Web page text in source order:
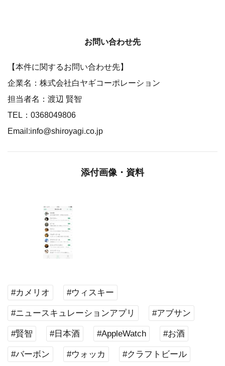
お問い合わせ先
【本件に関するお問い合わせ先】
企業名：株式会社白ヤギコーポレーション
担当者名：渡辺 賢智
TEL：0368049806
Email:info@shiroyagi.co.jp
添付画像・資料
#カメリオ #ウィスキー
#ニュースキュレーションアプリ #アブサン
#賢智 #日本酒 #AppleWatch #お酒
#バーボン #ウォッカ #クラフトビール